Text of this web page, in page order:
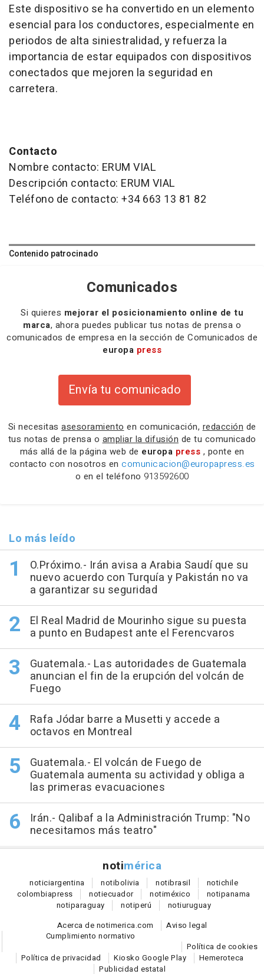
Este dispositivo se ha convertido en un elemento
esencial para los conductores, especialmente en
periodos de alta siniestralidad, y refuerza la
importancia de estar equipados con dispositivos
conectados que mejoren la seguridad en
carretera.
Contacto
Nombre contacto: ERUM VIAL
Descripción contacto: ERUM VIAL
Teléfono de contacto: +34 663 13 81 82
Contenido patrocinado
Comunicados
Si quieres mejorar el posicionamiento online de tu
marca, ahora puedes publicar tus notas de prensa o
comunicados de empresa en la sección de Comunicados de
europa press
Envía tu comunicado
Si necesitas asesoramiento en comunicación, redacción de
tus notas de prensa o ampliar la difusión de tu comunicado
más allá de la página web de europa press , ponte en
contacto con nosotros en comunicacion@europapress.es
o en el teléfono 913592600
Lo más leído
O.Próximo.- Irán avisa a Arabia Saudí que su
nuevo acuerdo con Turquía y Pakistán no va
a garantizar su seguridad
El Real Madrid de Mourinho sigue su puesta
a punto en Budapest ante el Ferencvaros
Guatemala.- Las autoridades de Guatemala
anuncian el fin de la erupción del volcán de
Fuego
Rafa Jódar barre a Musetti y accede a
octavos en Montreal
Guatemala.- El volcán de Fuego de
Guatemala aumenta su actividad y obliga a
las primeras evacuaciones
Irán.- Qalibaf a la Administración Trump: "No
necesitamos más teatro"
notimérica
noticiargentina notibolivia notibrasil notichile
colombiapress notiecuador notiméxico notipanama
notiparaguay notiperú notiuruguay
Acerca de notimerica.com
Aviso legal
Cumplimiento normativo
Política de cookies
Política de privacidad
Kiosko Google Play
Hemeroteca
Publicidad estatal